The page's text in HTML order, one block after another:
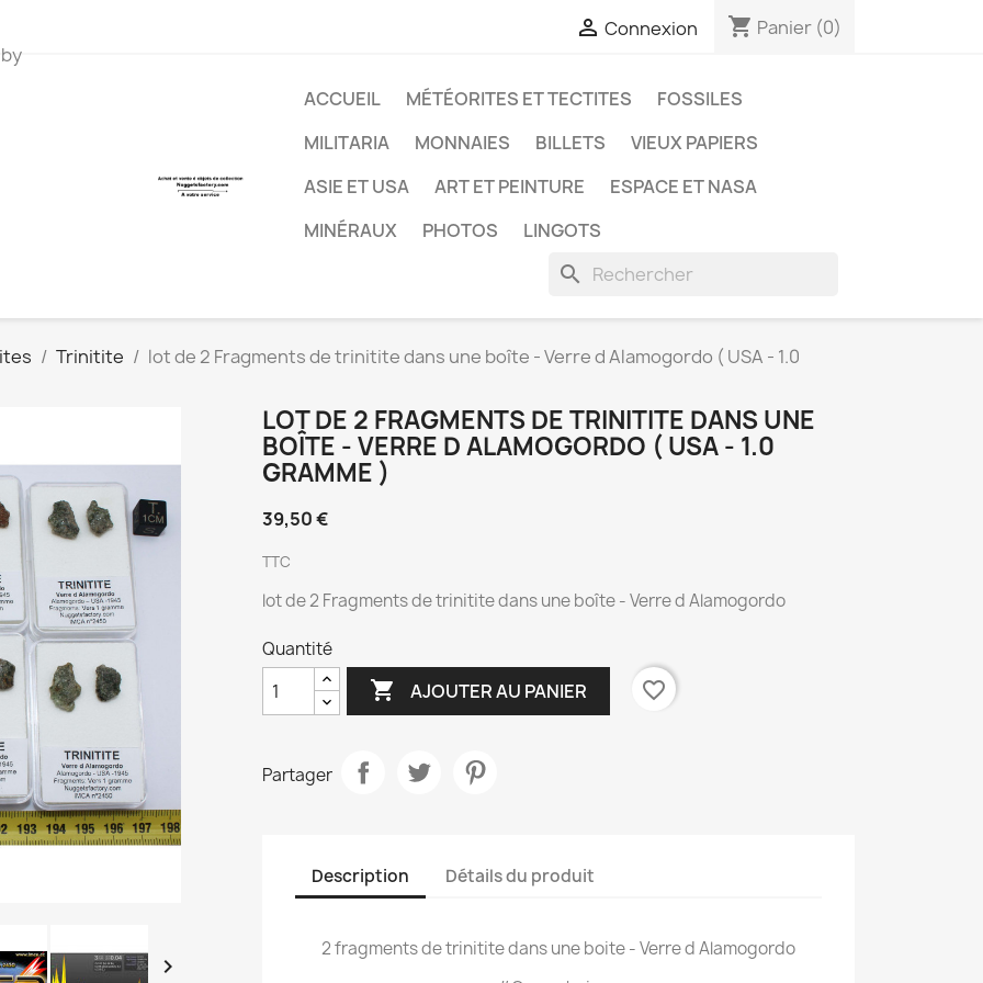
 Connexion shopping_cart Panier (0)
ACCUEIL MÉTÉORITES ET TECTITES
FOSSILES
MILITARIA
MONNAIES BILLETS
VIEUX PAPIERS
ASIE ET USA
ART ET PEINTURE
ESPACE ET NASA
MINÉRAUX
PHOTOS LINGOTS
search
Trinitite lot de 2 Fragments de trinitite dans une boîte - Verre d Alamogordo ( USA - 1.0

LOT DE 2 FRAGMENTS DE TRINITITE DANS UNE
BOÎTE - VERRE D ALAMOGORDO ( USA - 1.0
GRAMME )
39,50 €
TTC
lot de 2 Fragments de trinitite dans une boîte - Verre d Alamogordo
Quantité
 AJOUTER AU PANIER favorite_border
Partager
Description Détails du produit
2 fragments de trinitite dans une boite - Verre d Alamogordo